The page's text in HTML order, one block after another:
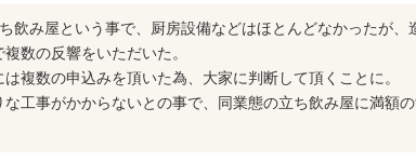
飲み屋という事で、厨房設備などはほとんどなかったが、
複数の反響をいただいた。
は複数の申込みを頂いた為、大家に判断して頂くことに。
な工事がかからないとの事で、同業態の立ち飲み屋に満額